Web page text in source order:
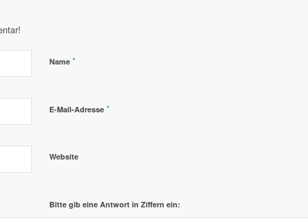
Name *
E-Mail-Adresse *
Website
Bitte gib eine Antwort in Ziffern ein: